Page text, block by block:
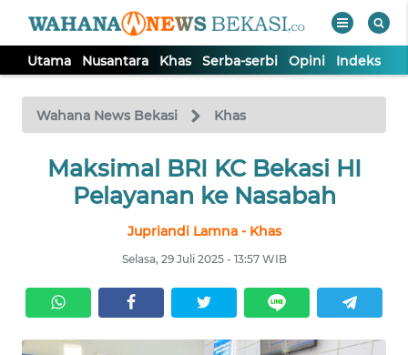
Utama Nusantara Khas Serba-serbi Opini Indeks
Wahana News Bekasi Khas
Maksimal BRI KC Bekasi HI
Pelayanan ke Nasabah
Jupriandi Lamna - Khas
Selasa, 29 Juli 2025 - 13:57 WIB
TV
Tutup
UTAMA
SERBA-
SERBI